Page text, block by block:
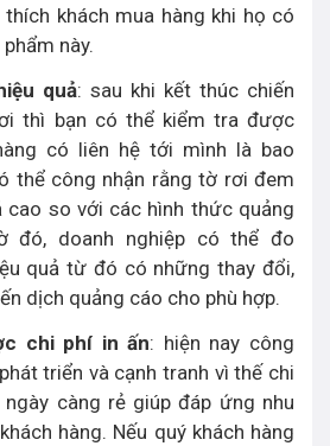
thích khách mua hàng khi họ có
này.
quả: sau khi kết thúc chiến
thì bạn có thể kiểm tra được
có liên hệ tới mình là bao
thể công nhận rằng tờ rơi đem
cao so với các hình thức quảng
đó, doanh nghiệp có thể đo
quả từ đó có những thay đổi,
dịch quảng cáo cho phù hợp.
chi phí in ấn: hiện nay công
triển và cạnh tranh vì thế chi
càng rẻ giúp đáp ứng nhu
hàng. Nếu quý khách hàng